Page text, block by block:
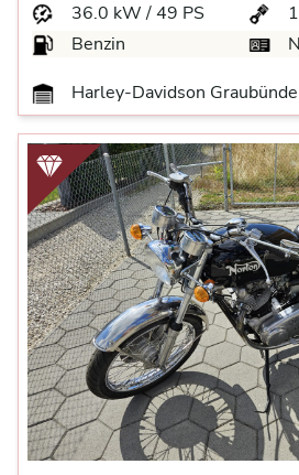
36.0 kW / 49 PS
Benzin
Harley-Davidson